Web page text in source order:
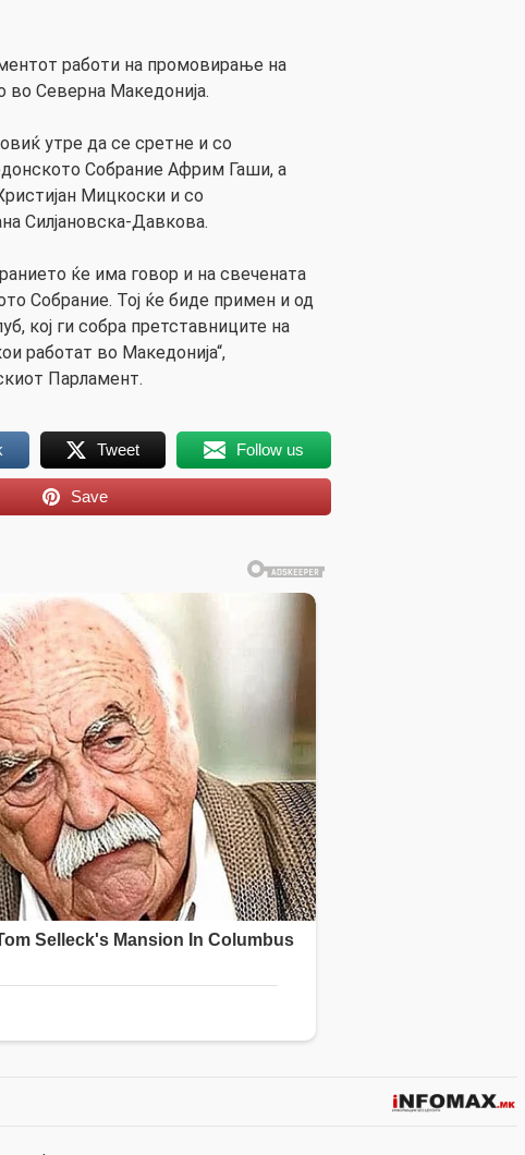
работи на промовирање на
во Северна Македонија.
утре да се сретне и со
Собрание Африм Гаши, а
Мицкоски и со
Силјановска-Давкова.
ќе има говор и на свечената
Собрание. Тој ќе биде примен и од
кој ги собра претставниците на
работат во Македонија“,
Парламент.
Tweet Follow us
Save